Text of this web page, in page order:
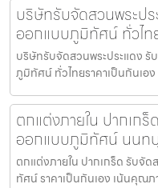
บริษัทรับจัดสวนพระป
ออกแบบภูมิทัศน์ ทั่วไท
บริษัทรับจัดสวนพระประแดง
ภูมิทัศน์ ทั่วไทยราคาเป็นกันเอ
ตกแต่งภายใน ปากเก
ออกแบบภูมิทัศน์ นนท
ตกแต่งภายใน ปากเกร็ด รับจั
ทัศน์ ราคาเป็นกันเอง เน้นคุณ